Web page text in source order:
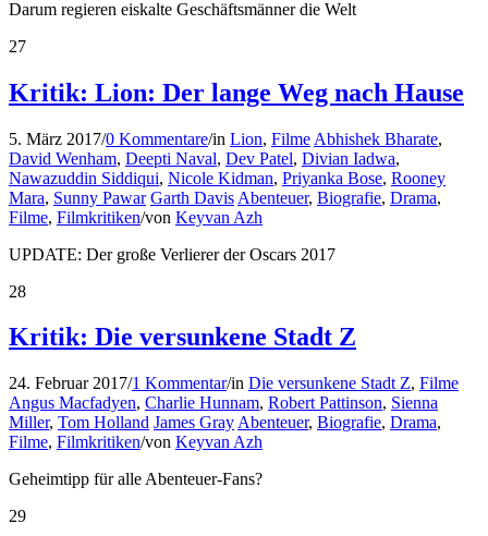
Darum regieren eiskalte Geschäftsmänner die Welt
27
Kritik: Lion: Der lange Weg nach Hause
5. März 2017/0 Kommentare/in Lion, Filme Abhishek Bharate,
David Wenham, Deepti Naval, Dev Patel, Divian Iadwa,
Nawazuddin Siddiqui, Nicole Kidman, Priyanka Bose, Rooney
Mara, Sunny Pawar Garth Davis Abenteuer, Biografie, Drama,
Filme, Filmkritiken/von Keyvan Azh
UPDATE: Der große Verlierer der Oscars 2017
28
Kritik: Die versunkene Stadt Z
24. Februar 2017/1 Kommentar/in Die versunkene Stadt Z, Filme
Angus Macfadyen, Charlie Hunnam, Robert Pattinson, Sienna
Miller, Tom Holland James Gray Abenteuer, Biografie, Drama,
Filme, Filmkritiken/von Keyvan Azh
Geheimtipp für alle Abenteuer-Fans?
29